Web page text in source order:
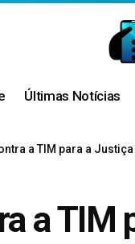
Últimas Notícias
a TIM para a Justiça
a TIM